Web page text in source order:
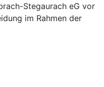
Stegaurach eG vor
im Rahmen der